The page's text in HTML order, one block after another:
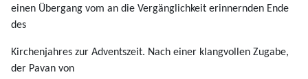
einen Übergang vom an die Vergänglichkeit erinnernden Ende
des
Kirchenjahres zur Adventszeit. Nach einer klangvollen Zugabe,
der Pavan von